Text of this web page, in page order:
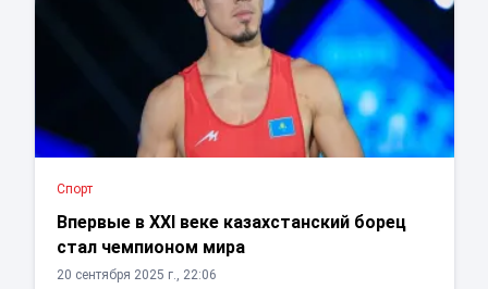
Спорт
Впервые в XXI веке казахстанский борец
стал чемпионом мира
20 сентября 2025 г., 22:06